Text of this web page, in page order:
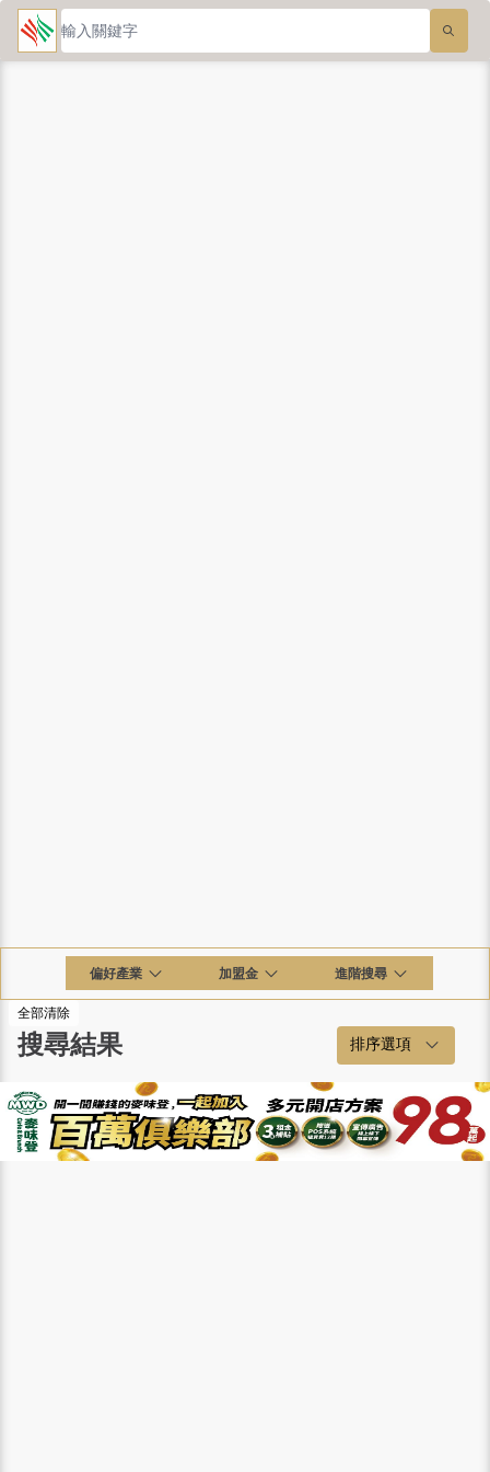
偏好產業 加盟金 進階搜尋
全部清除
搜尋結果 排序選項